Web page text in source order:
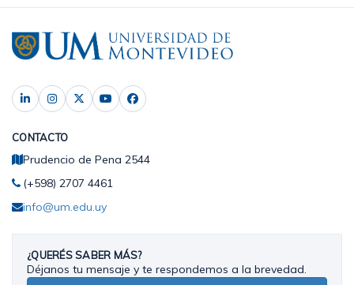
CONTACTO
Prudencio de Pena 2544
(+598) 2707 4461
info@um.edu.uy
¿QUERÉS SABER MÁS?
Déjanos tu mensaje y te respondemos a la brevedad.